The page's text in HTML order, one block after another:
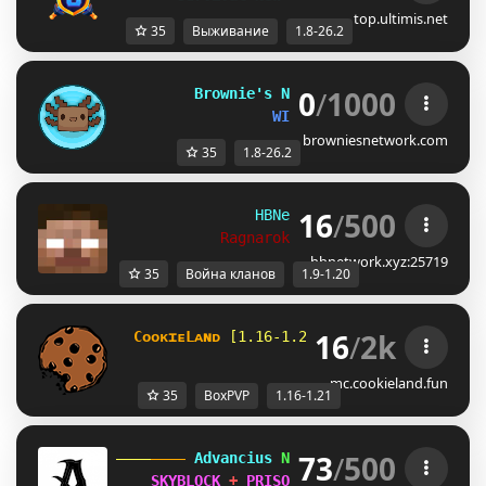
top.ultimis.net
35 Выживание 1.8-26.2
Brownie' s N tw ork
[1.8 - 26.2]
WINTER UPDATE!
0/1000
browniesnetwork.com
35 1.8-26.2
HBNetwork | 1.9 - 1.20
Ragnarok
Factions Released!
16/500
hbnetwork.xyz:25719
35 Война кланов 1.9-1.20
CᴏᴏᴋɪᴇLᴀɴᴅ [1.16-1.21+] ? халява -
16/2k
mc.cookieland.fun
35 BoxPVP 1.16-1.21
Advancius Network [1.8 - 26.2]
SKYBLOCK + PRISON UPDATES OUT NOW
73/500